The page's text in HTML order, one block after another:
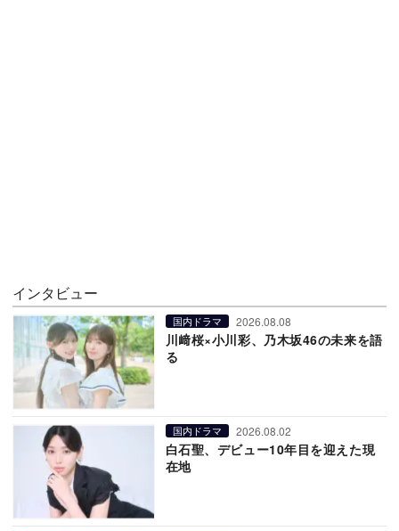
インタビュー
国内ドラマ 2026.08.08
川﨑桜×小川彩、乃木坂46の未来を語
る
国内ドラマ 2026.08.02
白石聖、デビュー10年目を迎えた現
在地